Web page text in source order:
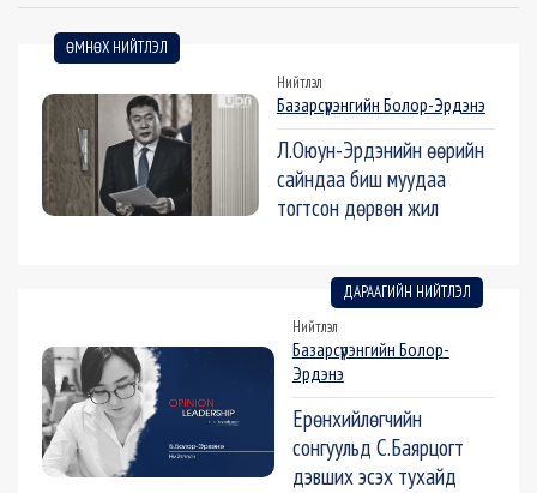
ӨМНӨХ НИЙТЛЭЛ
Нийтлэл
Базарсүрэнгийн Болор-Эрдэнэ
Л.Оюун-Эрдэнийн өөрийн
сайндаа биш муудаа
тогтсон дөрвөн жил
ДАРААГИЙН НИЙТЛЭЛ
Нийтлэл
Базарсүрэнгийн Болор-
Эрдэнэ
Ерөнхийлөгчийн
сонгуульд С.Баярцогт
дэвших эсэх тухайд